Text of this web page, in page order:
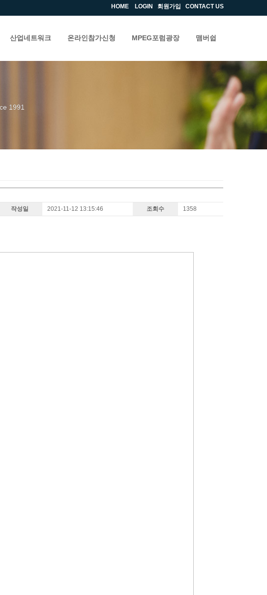
HOME LOGIN 회원가입 CONTACT US
산업네트워크 온라인참가신청 MPEG포럼광장 맴버쉽
1991
작성일 2021-11-12 13:15:46 조회수 1358